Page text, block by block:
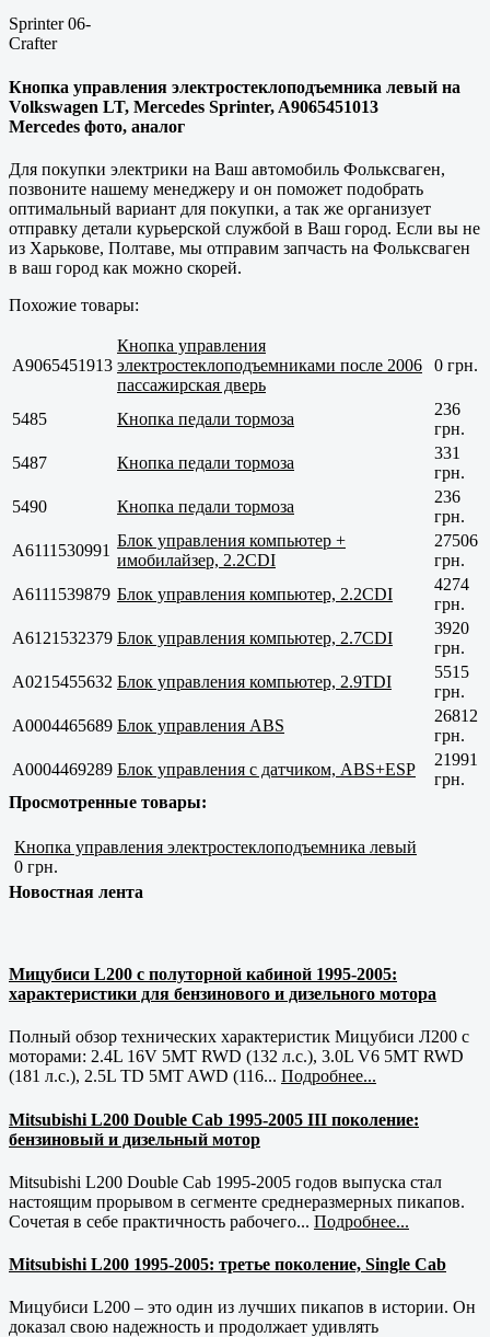
Sprinter 06-
Crafter
Кнопка управления электростеклоподъемника левый на
Volkswagen LT, Mercedes Sprinter, A9065451013
Mercedes фото, аналог
Для покупки электрики на Ваш автомобиль Фольксваген,
позвоните нашему менеджеру и он поможет подобрать
оптимальный вариант для покупки, а так же организует
отправку детали курьерской службой в Ваш город. Если вы не
из Харькове, Полтаве, мы отправим запчасть на Фольксваген
в ваш город как можно скорей.
Похожие товары:
A9065451913
Кнопка управления
электростеклоподъемниками после 2006
пассажирская дверь
0 грн.
5485 Кнопка педали тормоза
236
грн.
5487
Кнопка педали тормоза
331
грн.
5490
Кнопка педали тормоза
236
грн.
A6111530991
Блок управления компьютер +
имобилайзер, 2.2CDI
27506
грн.
A6111539879 Блок управления компьютер, 2.2CDI
4274
грн.
A6121532379 Блок управления компьютер, 2.7CDI
3920
грн.
A0215455632 Блок управления компьютер, 2.9TDI
5515
грн.
A0004465689 Блок управления ABS
26812
грн.
A0004469289 Блок управления с датчиком, ABS+ESP
21991
грн.
Просмотренные товары:
Кнопка управления электростеклоподъемника левый
0 грн.
Новостная лента
Мицубиси L200 с полуторной кабиной 1995-2005:
характеристики для бензинового и дизельного мотора
Полный обзор технических характеристик Мицубиси Л200 с
моторами: 2.4L 16V 5MT RWD (132 л.с.), 3.0L V6 5MT RWD
(181 л.с.), 2.5L TD 5MT AWD (116... Подробнее...
Mitsubishi L200 Double Cab 1995-2005 III поколение:
бензиновый и дизельный мотор
Mitsubishi L200 Double Cab 1995-2005 годов выпуска стал
настоящим прорывом в сегменте среднеразмерных пикапов.
Сочетая в себе практичность рабочего... Подробнее...
Mitsubishi L200 1995-2005: третье поколение, Single Cab
Мицубиси L200 – это один из лучших пикапов в истории. Он
доказал свою надежность и продолжает удивлять